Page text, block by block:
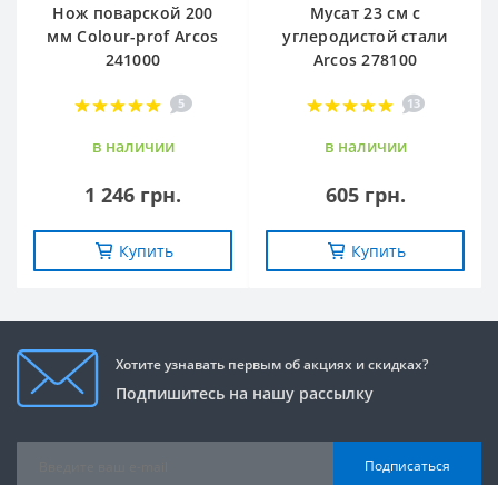
Нож поварской 200
мм Сolour-prof Arcos
241000
5
в наличии
1 246 грн.
Купить
Мусат 23 см с
углеродистой стали
Arcos 278100
13
в наличии
605 грн.
Купить
Хотите узнавать первым об акциях и скидках?
Подпишитесь на нашу рассылку
Подписаться